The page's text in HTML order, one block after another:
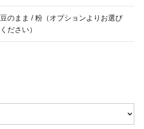
豆のまま / 粉（オプションよりお選び
ください）